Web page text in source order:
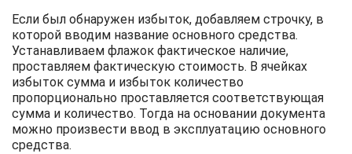
Если был обнаружен избыток, добавляем строчку, в
которой вводим название основного средства.
Устанавливаем флажок фактическое наличие,
проставляем фактическую стоимость. В ячейках
избыток сумма и избыток количество
пропорционально проставляется соответствующая
сумма и количество. Тогда на основании документа
можно произвести ввод в эксплуатацию основного
средства.